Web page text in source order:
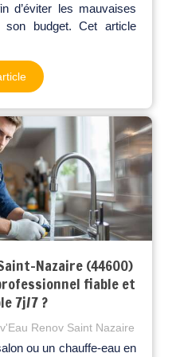
d’éviter les mauvaises
budget. Cet article
Nazaire (44600)
fiable et
7j/7 ?
Renov Saint Nazaire
ou un chauffe-eau en